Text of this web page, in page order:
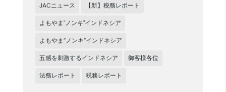
JACニュース 【新】税務レポート
よもやま"ノンキ"インドネシア
よもやま”ノンキ”インドネシア
五感を刺激するインドネシア 御客様各位
法務レポート 税務レポート